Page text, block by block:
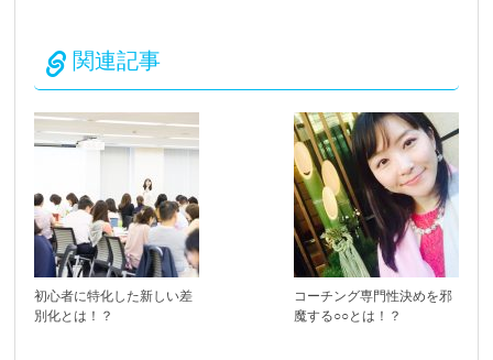
関連記事
初心者に特化した新しい差
別化とは！？
コーチング専門性決めを邪
魔する○○とは！？